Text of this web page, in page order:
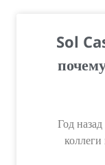
Sol
Год